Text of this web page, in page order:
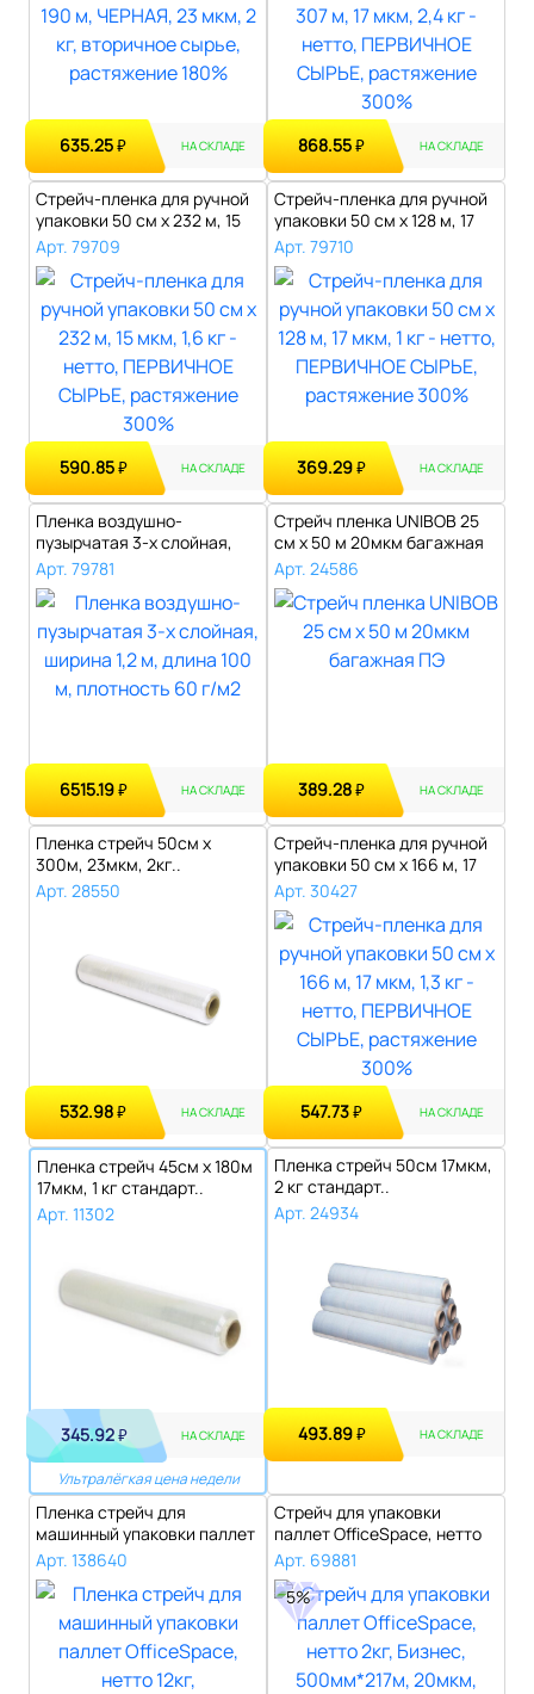
635.25₽ НА СКЛАДЕ 868.55₽ НА СКЛАДЕ
Стрейч-пленка для ручной
упаковки 50 см х 232 м, 15
мкм..
Арт. 79709
590.85₽ НА СКЛАДЕ
Стрейч-пленка для ручной
упаковки 50 см х 128 м, 17
мкм..
Арт. 79710
369.29₽ НА СКЛАДЕ
Пленка воздушно-
пузырчатая 3-х слойная,
ширина 1,2 м, д..
Арт. 79781
6515.19₽ НА СКЛАДЕ
Стрейч пленка UNIBOB 25
см х 50 м 20мкм багажная
ПЭ..
Арт. 24586
389.28₽ НА СКЛАДЕ
Пленка стрейч 50см х
300м, 23мкм, 2кг..
Арт. 28550
532.98₽ НА СКЛАДЕ
Стрейч-пленка для ручной
упаковки 50 см х 166 м, 17
мкм..
Арт. 30427
547.73₽ НА СКЛАДЕ
Пленка стрейч 45см х 180м
17мкм, 1 кг стандарт..
Арт. 11302
345.92₽ НА СКЛАДЕ
Ультралёгкая цена недели
Пленка стрейч 50см 17мкм,
2 кг стандарт..
Арт. 24934
493.89₽ НА СКЛАДЕ
Пленка стрейч для
машинный упаковки паллет
OfficeSpace,..
Арт. 138640
Стрейч для упаковки
паллет OfficeSpace, нетто
2кг, Бизн..
Арт. 69881
5%